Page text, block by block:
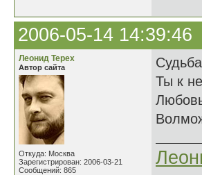
2006-05-14 14:39:46
Леонид Терех
Автор сайта
Откуда: Москва
Зарегистрирован: 2006-03-21
Сообщений: 865
Ты к